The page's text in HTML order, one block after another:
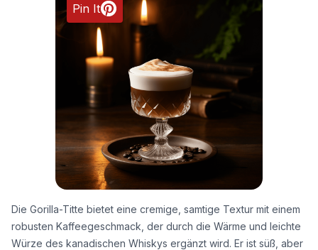
Pin It
Die Gorilla-Titte bietet eine cremige, samtige Textur mit einem
robusten Kaffeegeschmack, der durch die Wärme und leichte
Würze des kanadischen Whiskys ergänzt wird. Er ist süß, aber